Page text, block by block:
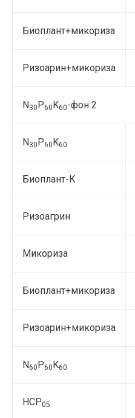
Биоплант+микориза
Ризоарин+микориза
N30P60K60-фон 2
N30P60K60
Биоплант-К
Ризоагрин
Микориза
Биоплант+микориза
Ризоарин+микориза
N60P60K60
НСР05